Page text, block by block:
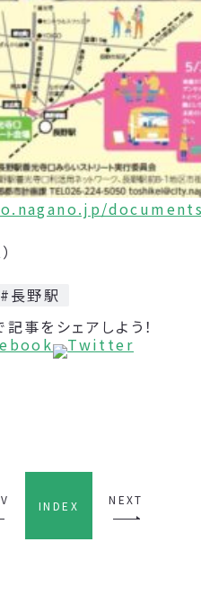
#長野駅
事をシェアしよう！
INDEX NEXT